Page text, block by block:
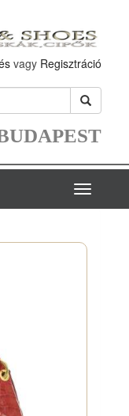
vagy Regisztráció
Toggle